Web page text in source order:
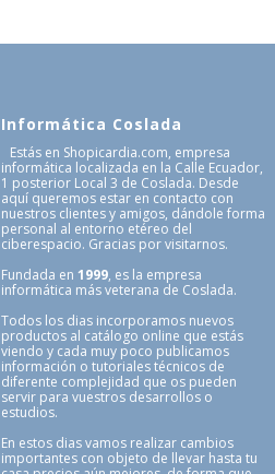
Informática Coslada
Estás en Shopicardia.com, empresa
informática localizada en la Calle Ecuador,
1 posterior Local 3 de Coslada. Desde
aquí queremos estar en contacto con
nuestros clientes y amigos, dándole forma
personal al entorno etéreo del
ciberespacio. Gracias por visitarnos.
Fundada en1999, es la empresa
informática más veterana de Coslada.
Todos los dias incorporamos nuevos
productos al catálogo online que estás
viendo y cada muy poco publicamos
información o tutoriales técnicos de
diferente complejidad que os pueden
servir para vuestros desarrollos o
estudios.
En estos dias vamos realizar cambios
importantes con objeto de llevar hasta tu